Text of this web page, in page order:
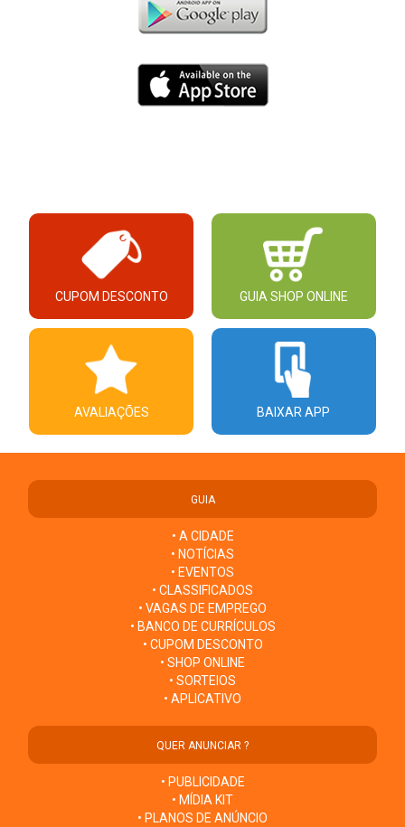
CUPOM DESCONTO GUIA SHOP ONLINE
AVALIAÇÕES BAIXAR APP
GUIA
• A CIDADE
• NOTÍCIAS
• EVENTOS
• CLASSIFICADOS
• VAGAS DE EMPREGO
• BANCO DE CURRÍCULOS
• CUPOM DESCONTO
• SHOP ONLINE
• SORTEIOS
• APLICATIVO
QUER ANUNCIAR ?
• PUBLICIDADE
• MÍDIA KIT
• PLANOS DE ANÚNCIO